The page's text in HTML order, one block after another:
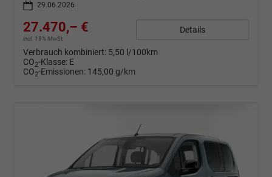
29.06.2026
27.470,– €
incl. 19% MwSt.
Details
Verbrauch kombiniert: 5,50 l/100km
CO2-Klasse: E
CO2-Emissionen: 145,00 g/km